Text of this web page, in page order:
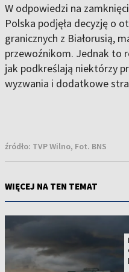
W odpowiedzi na
Polska podjęła decyzję o
granicznych z Białorusią,
przewoźnikom. Jednak to
jak podkreślają niektórzy
wyzwania i dodatkowe
źródło: TVP Wilno, Fot. BNS
WIĘCEJ NA TEN TEMAT